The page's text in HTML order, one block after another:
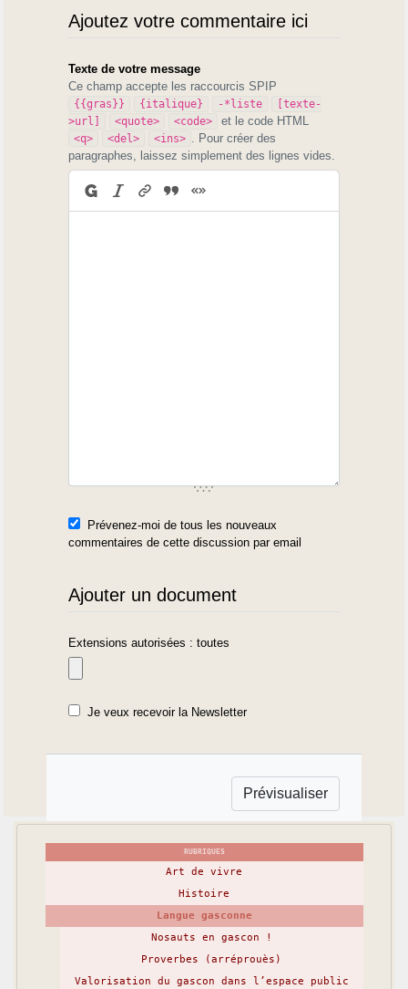
Ajoutez votre commentaire ici
Texte de votre message
Ce champ accepte les raccourcis SPIP
{{gras}} {italique} -*liste
[texte-
>url]
<quote> <code> et le code HTML
<q> <del> <ins>
. Pour créer des
paragraphes, laissez simplement des lignes vides.
Prévenez-moi de tous les nouveaux
commentaires de cette discussion par email
Ajouter un document
Extensions autorisées : toutes
Je veux recevoir la Newsletter
RUBRIQUES
Art de vivre
Histoire
Langue gasconne
Nosauts en gascon !
Proverbes (arréprouès)
Valorisation du gascon dans l’espace public